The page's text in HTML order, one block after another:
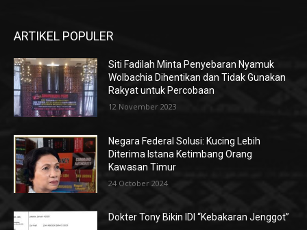
ARTIKEL POPULER
Siti Fadilah Minta Penyebaran Nyamuk
Wolbachia Dihentikan dan Tidak Gunakan
Rakyat untuk Percobaan
12 November 2023
Negara Federal Solusi: Kucing Lebih
Diterima Istana Ketimbang Orang
Kawasan Timur
24 October 2024
Dokter Tony Bikin IDI “Kebakaran Jenggot”